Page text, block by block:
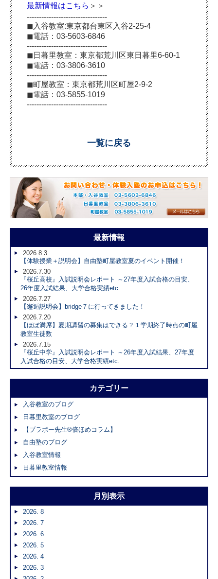
最新情報はこちら ＞＞
---------------------------------
◼︎入谷教室:東京都台東区入谷2-25-4
◼︎電話：03-5603-6846
---------------------------------
◼︎日暮里教室：東京都荒川区東日暮里6-60-1
◼︎電話：03-3806-3610
---------------------------------
◼︎町屋教室：東京都荒川区町屋2-9-2
◼︎電話：03-5855-1019
---------------------------------
一覧に戻る
最新情報
2026.8.3
【体験授業＋説明会】自由塾町屋教室夏のイベント開催！
2026.7.30
『桜丘高校』入試説明会レポート ～27年度入試合格の目安、
26年度入試結果、大学合格実績etc.
2026.7.27
【邂逅説明会】bridge７に行ってきました！
2026.7.20
【ほぼ満席】夏期講習の募集はできる？１学期終了時点の町屋
教室生徒数
2026.7.15
『桜丘中学』入試説明会レポート ～26年度入試結果、27年度
入試合格の目安、大学合格実績etc.
カテゴリー
入谷教室のブログ
日暮里教室のブログ
【ブラボー先生®倍ほめコラム】
自由塾のブログ
入谷教室情報
日暮里教室情報
月別表示
2026. 8
2026. 7
2026. 6
2026. 5
2026. 4
2026. 3